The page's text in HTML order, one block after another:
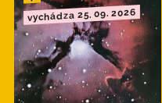
vychádza 25. 09. 2026